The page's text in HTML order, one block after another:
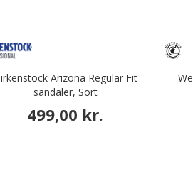
Arizona Regular Fit
sandaler, Sort
499,00 kr.